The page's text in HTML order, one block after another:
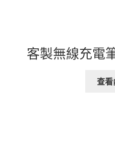
客製無線充電
查